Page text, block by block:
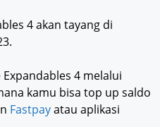
4 akan tayang di
4 melalui
kamu bisa top up saldo
Fastpayatau aplikasi